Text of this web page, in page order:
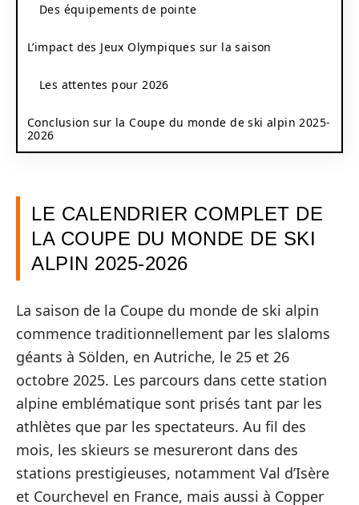
Des équipements de pointe
L’impact des Jeux Olympiques sur la saison
Les attentes pour 2026
Conclusion sur la Coupe du monde de ski alpin 2025-
2026
LE CALENDRIER COMPLET DE
LA COUPE DU MONDE DE SKI
ALPIN 2025-2026
La saison de la Coupe du monde de ski alpin
commence traditionnellement par les slaloms
géants à Sölden, en Autriche, le 25 et 26
octobre 2025. Les parcours dans cette station
alpine emblématique sont prisés tant par les
athlètes que par les spectateurs. Au fil des
mois, les skieurs se mesureront dans des
stations prestigieuses, notamment Val d’Isère
et Courchevel en France, mais aussi à Copper